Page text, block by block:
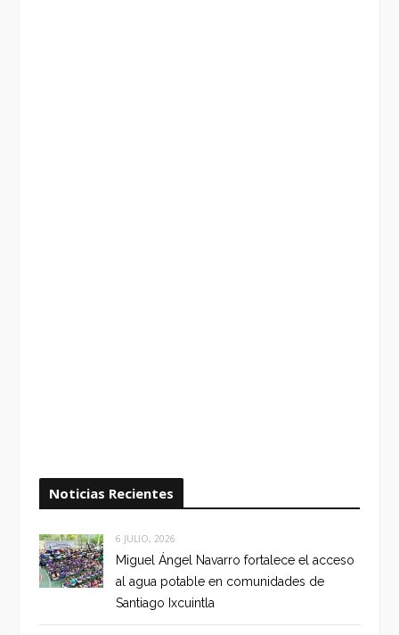
Noticias Recientes
6 JULIO, 2026
Miguel Ángel Navarro fortalece el acceso
al agua potable en comunidades de
Santiago Ixcuintla